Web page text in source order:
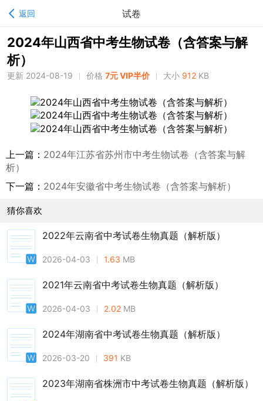
返回 试卷
2024年山西省中考生物试卷（含答案与解
析）
更新 2024-08-19 价格 7元 VIP半价 大小 912 KB
上一篇： 2024年江苏省苏州市中考生物试卷（含答案与解
析）
下一篇： 2024年安徽省中考生物试卷（含答案与解析）
猜你喜欢
2022年云南省中考试卷生物真题（解析版）
2026-04-03 1.63 MB
2021年云南省中考试卷生物真题（解析版）
2026-04-03 2.02 MB
2024年湖南省中考试卷生物真题（解析版）
2026-03-20 391 KB
2023年湖南省株洲市中考试卷生物真题（解析版）